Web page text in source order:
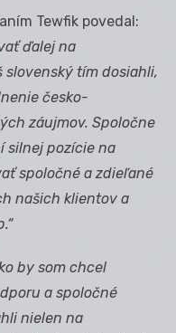
Tewfik povedal:
ďalej na
slovenský tím dosiahli,
česko-
záujmov. Spoločne
silnej pozície na
spoločné a zdieľané
našich klientov a
by som chcel
a spoločné
nielen na